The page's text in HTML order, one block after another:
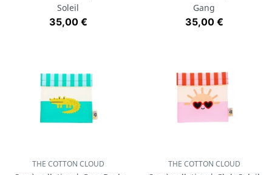
Soleil
Prix
35,00 €
Gang
Prix
35,00 €
THE COTTON CLOUD THE COTTON CLOUD